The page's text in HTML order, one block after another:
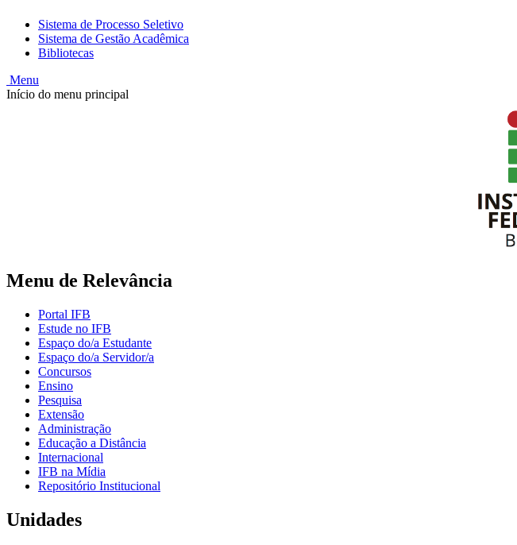
Sistema de Processo Seletivo
Sistema de Gestão Acadêmica
Bibliotecas
Menu
Início do menu principal
Menu de Relevância
Portal IFB
Estude no IFB
Espaço do/a Estudante
Espaço do/a Servidor/a
Concursos
Ensino
Pesquisa
Extensão
Administração
Educação a Distância
Internacional
IFB na Mídia
Repositório Institucional
Unidades